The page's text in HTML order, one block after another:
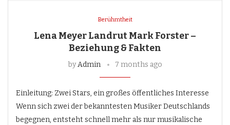
Berühmtheit
Lena Meyer Landrut Mark Forster –
Beziehung & Fakten
byAdmin 7 months ago
Einleitung: Zwei Stars, ein großes öffentliches Interesse
Wenn sich zwei der bekanntesten Musiker Deutschlands
begegnen, entsteht schnell mehr als nur musikalische